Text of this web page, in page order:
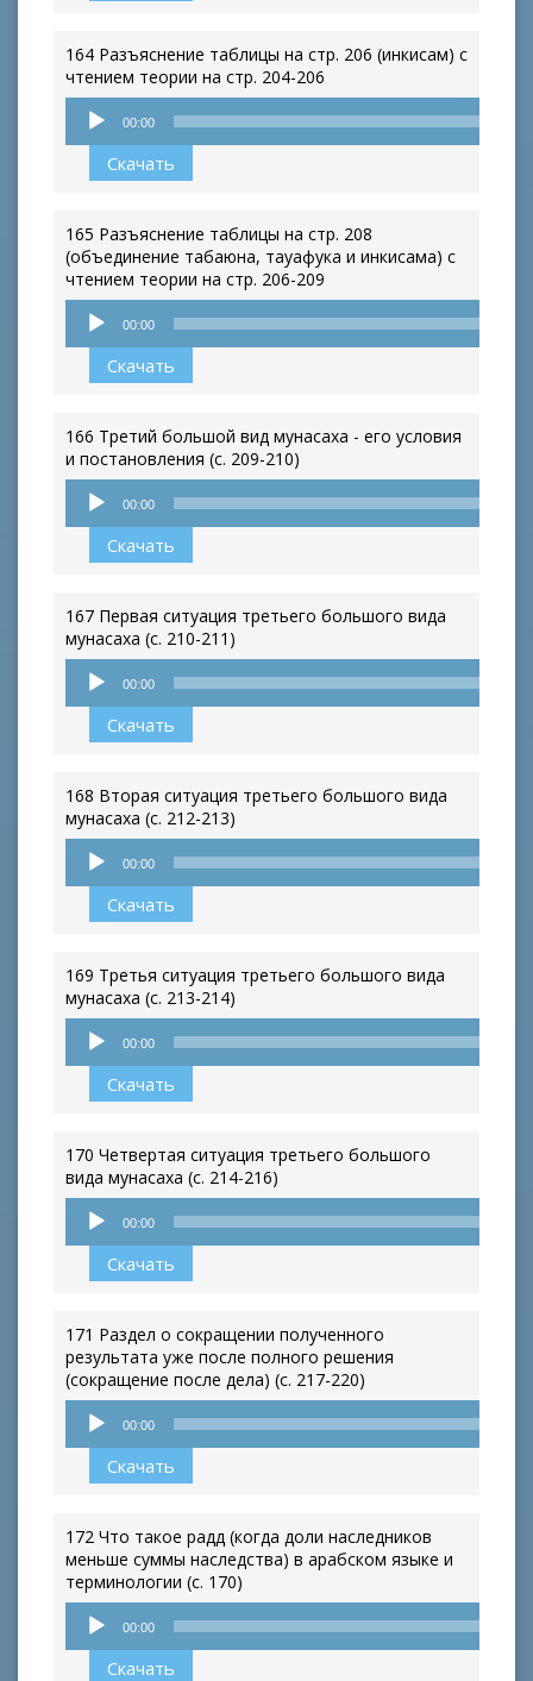
164 Разъяснение таблицы на стр. 206 (инкисам) с
чтением теории на стр. 204-206
Аудиоплеер
00:00
Скачать
165 Разъяснение таблицы на стр. 208
(объединение табаюна, тауафука и инкисама) с
чтением теории на стр. 206-209
Аудиоплеер
00:00
Скачать
166 Третий большой вид мунасаха - его условия
и постановления (с. 209-210)
Аудиоплеер
00:00
Скачать
167 Первая ситуация третьего большого вида
мунасаха (с. 210-211)
Аудиоплеер
00:00
Скачать
168 Вторая ситуация третьего большого вида
мунасаха (с. 212-213)
Аудиоплеер
00:00
Скачать
169 Третья ситуация третьего большого вида
мунасаха (с. 213-214)
Аудиоплеер
00:00
Скачать
170 Четвертая ситуация третьего большого
вида мунасаха (с. 214-216)
Аудиоплеер
00:00
Скачать
171 Раздел о сокращении полученного
результата уже после полного решения
(сокращение после дела) (с. 217-220)
Аудиоплеер
00:00
Скачать
172 Что такое радд (когда доли наследников
меньше суммы наследства) в арабском языке и
терминологии (с. 170)
Аудиоплеер
00:00
Скачать